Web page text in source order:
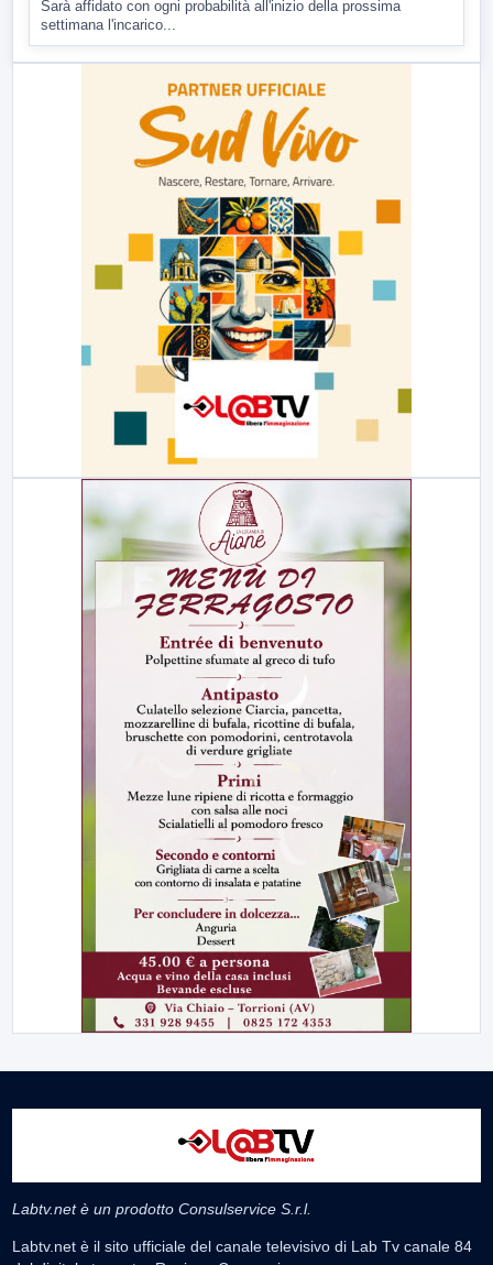
Sarà affidato con ogni probabilità all'inizio della prossima
settimana l'incarico...
Labtv.net è un prodotto Consulservice S.r.l.
Labtv.net è il sito ufficiale del canale televisivo di Lab Tv canale 84